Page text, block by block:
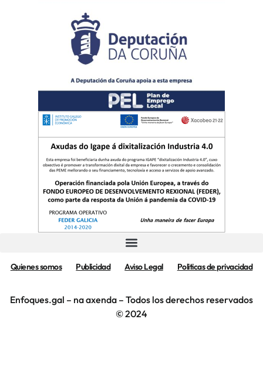
Quienes somos Publicidad Aviso Legal Politicas de privacidad
Enfoques.gal – na axenda – Todos los derechos reservados
© 2024